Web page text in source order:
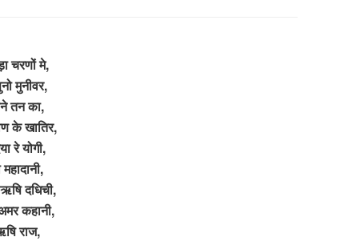
चरणों मे,
मुनीवर,
तन का,
के खातिर,
रे योगी,
दधिची,
कहानी,
राज,